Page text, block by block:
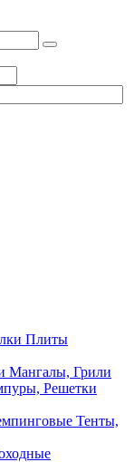
Плиты
Мангалы, Грили
Решетки
Тенты,